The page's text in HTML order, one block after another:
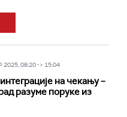
08:20 -> 15:04
на чекању –
разуме поруке из